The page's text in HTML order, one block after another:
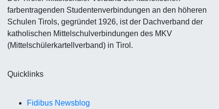
farbentragenden Studentenverbindungen an den höheren
Schulen Tirols, gegründet 1926, ist der Dachverband der
katholischen Mittelschulverbindungen des MKV
(Mittelschülerkartellverband) in Tirol.
Quicklinks
Fidibus Newsblog